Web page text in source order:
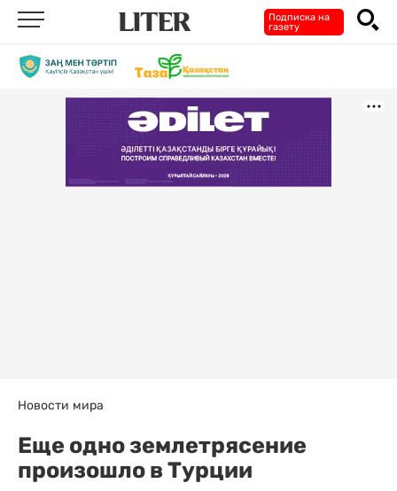
Подписка на
газету
Новости мира
Еще одно землетрясение
произошло в Турции